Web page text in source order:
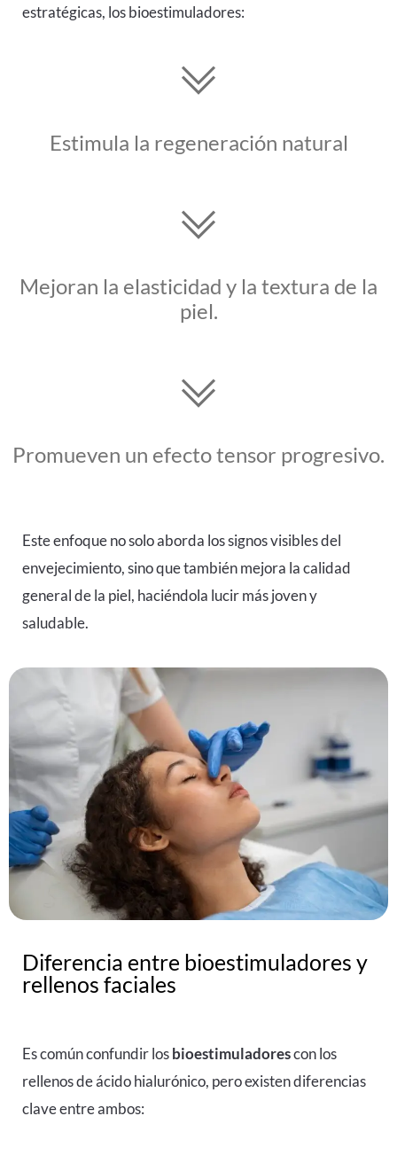
estratégicas, los bioestimuladores:
Estimula la regeneración natural
Mejoran la elasticidad y la textura de la
piel.
Promueven un efecto tensor progresivo.
Este enfoque no solo aborda los signos visibles del
envejecimiento, sino que también mejora la calidad
general de la piel, haciéndola lucir más joven y
saludable.
Diferencia entre bioestimuladores y
rellenos faciales
Es común confundir losbioestimuladorescon los
rellenos de ácido hialurónico, pero existen diferencias
clave entre ambos: